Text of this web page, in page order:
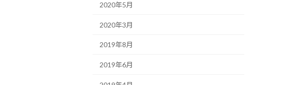
2020年5月
2020年3月
2019年8月
2019年6月